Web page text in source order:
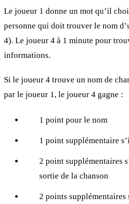
Le joueur 1 donne un mot qu’il
personne qui doit trouver le nom
4). Le joueur 4 à 1 minute pour
informations.
Si le joueur 4 trouve un nom de
par le joueur 1, le joueur 4 gagne :
1 point pour le nom
1 point supplémentaire
2 point supplémentaires
sortie de la chanson
2 points supplémentaires